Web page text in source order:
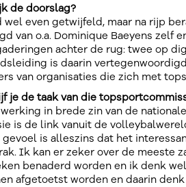
de doorslag?
wel even getwijfeld, maar na rijp
van o.a. Dominique Baeyens
achter de rug: twee op
is daarin
van organisaties die zich met
je de taak van die
werking in brede zin van de
is de link vanuit de
is alleszins dat het
Ik kan er zeker over de meeste
benaderd worden en ik denk
afgetoetst worden en daarin